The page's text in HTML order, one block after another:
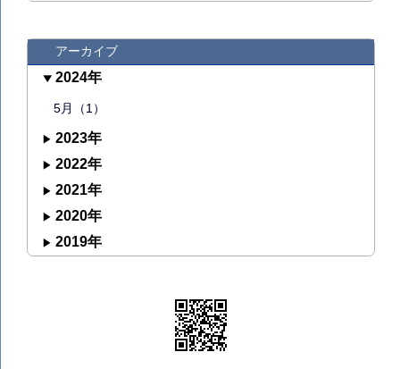
アーカイブ
2024年
5月（1）
2023年
2022年
2021年
2020年
2019年